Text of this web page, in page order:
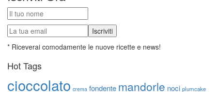
* Riceverai comodamente le nuove ricette e news!
Hot Tags
cioccolato crema fondente mandorle noci plumcake